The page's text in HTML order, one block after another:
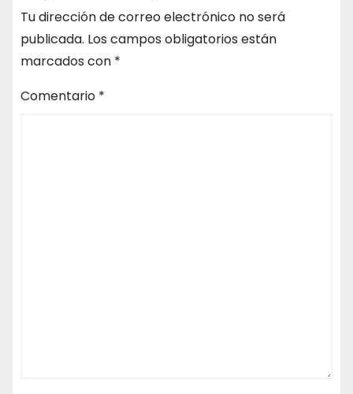
Tu dirección de correo electrónico no será
publicada. Los campos obligatorios están
marcados con *
Comentario *